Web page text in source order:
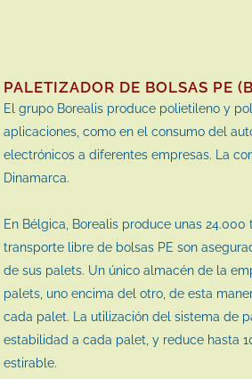
PALETIZADOR DE BOLSAS PE
El grupo Borealis produce polietileno y
aplicaciones, como en el consumo del
electrónicos a diferentes empresas. La
Dinamarca.
En Bélgica, Borealis produce unas
transporte libre de bolsas PE son
de sus palets. Un único almacén de la
palets, uno encima del otro, de esta
cada palet. La utilización del sistema de
estabilidad a cada palet, y reduce hasta
estirable.